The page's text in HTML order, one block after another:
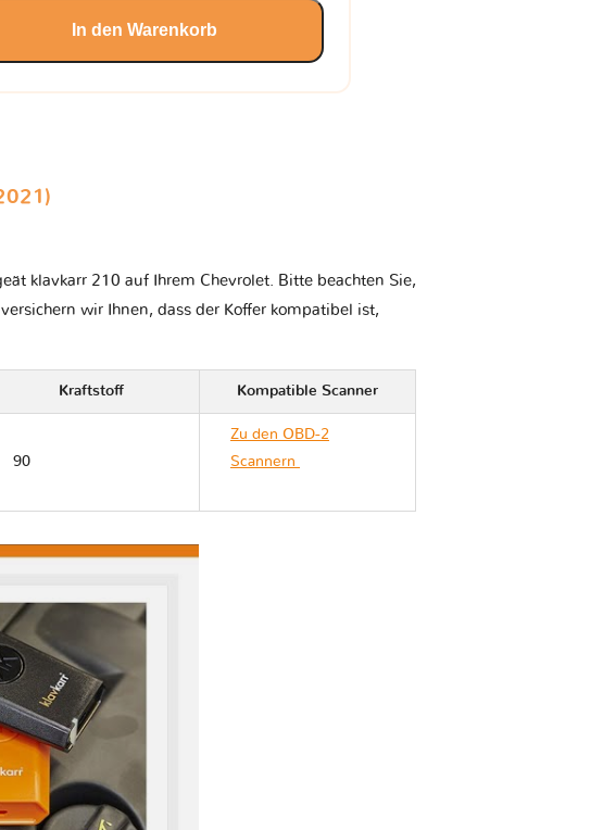
In den Warenkorb
klavkarr 210 auf Ihrem Chevrolet. Bitte beachten Sie,
wir Ihnen, dass der Koffer kompatibel ist,
Kraftstoff Kompatible Scanner
90
Zu den OBD-2
Scannern